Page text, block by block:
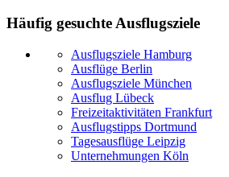
Häufig gesuchte Ausflugsziele
Ausflugsziele Hamburg
Ausflüge Berlin
Ausflugsziele München
Ausflug Lübeck
Freizeitaktivitäten Frankfurt
Ausflugstipps Dortmund
Tagesausflüge Leipzig
Unternehmungen Köln